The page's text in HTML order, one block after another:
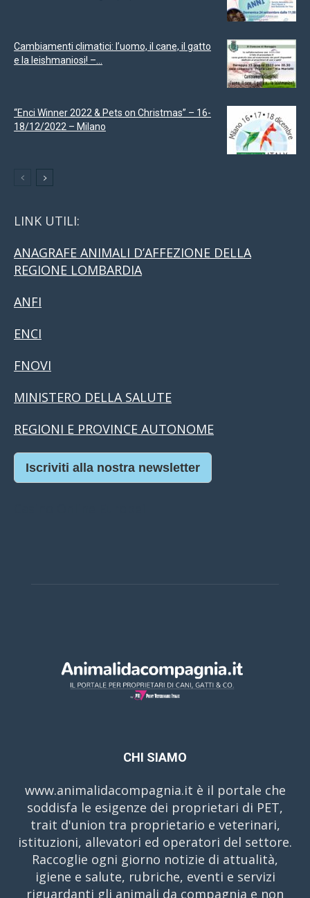
Cambiamenti climatici: l’uomo, il cane, il gatto
e la leishmaniosi! –...
“Enci Winner 2022 & Pets on Christmas” – 16-
18/12/2022 – Milano
LINK UTILI:
ANAGRAFE ANIMALI D’AFFEZIONE DELLA
REGIONE LOMBARDIA
ANFI
ENCI
FNOVI
MINISTERO DELLA SALUTE
REGIONI E PROVINCE AUTONOME
Iscriviti alla nostra newsletter
CHI SIAMO
www.animalidacompagnia.it è il portale che
soddisfa le esigenze dei proprietari di PET,
trait d'union tra proprietario e veterinari,
istituzioni, allevatori ed operatori del settore.
Raccoglie ogni giorno notizie di attualità,
igiene e salute, rubriche, eventi e servizi
riguardanti gli animali da compagnia e non